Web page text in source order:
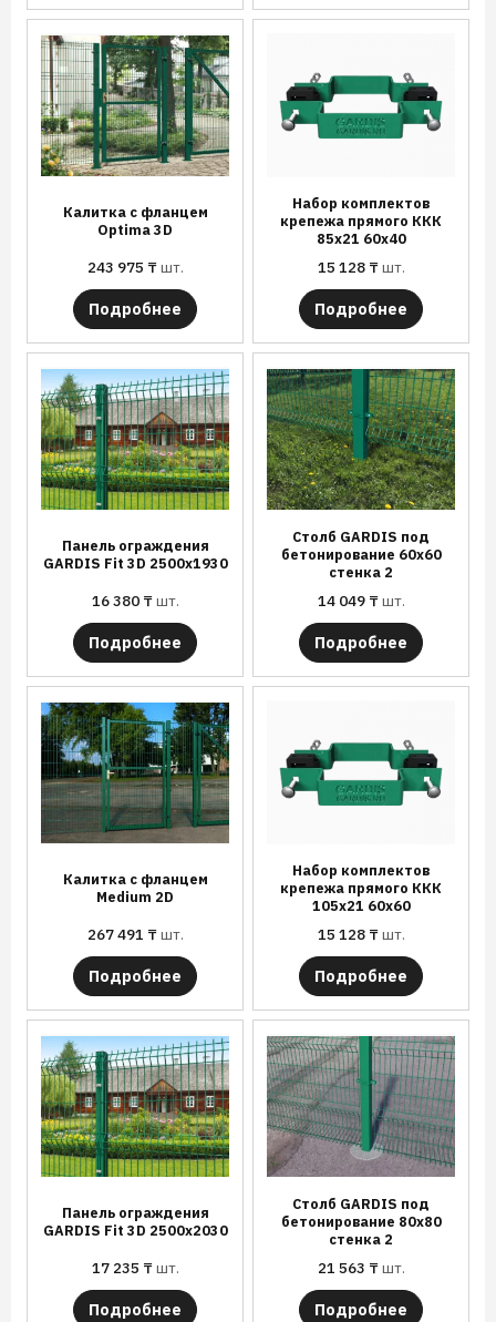
Калитка с фланцем
Optima 3D
243 975 ₸шт.
Подробнее
Набор комплектов
крепежа прямого ККК
85х21 60х40
15 128 ₸шт.
Подробнее
Панель ограждения
GARDIS Fit 3D 2500х1930
16 380 ₸шт.
Подробнее
Столб GARDIS под
бетонирование 60х60
стенка 2
14 049 ₸шт.
Подробнее
Калитка с фланцем
Medium 2D
267 491 ₸шт.
Подробнее
Набор комплектов
крепежа прямого ККК
105х21 60х60
15 128 ₸шт.
Подробнее
Панель ограждения
GARDIS Fit 3D 2500х2030
17 235 ₸шт.
Подробнее
Столб GARDIS под
бетонирование 80х80
стенка 2
21 563 ₸шт.
Подробнее